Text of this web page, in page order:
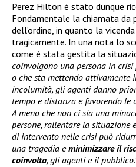
Perez Hilton è stato dunque
Fondamentale la chiamata
dell’ordine, in quanto la
tragicamente. In una nota lo
come è stata gestita la
coinvolgono una persona in
o che sta mettendo attivamente
incolumità, gli agenti danno
tempo e distanza e favorendo
A meno che non ci sia una
persone, rallentare la situazione
di intervento nelle crisi può
una tragedia eminimizzare il
coinvolta, gli agenti e il